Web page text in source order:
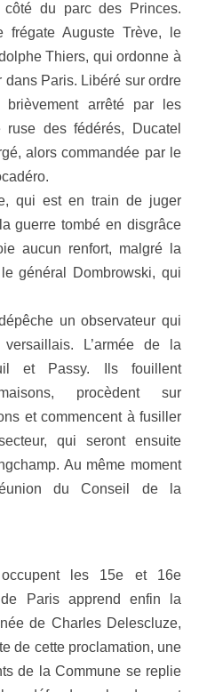
du parc des Princes.
frégate Auguste Trève, le
Thiers, qui ordonne à
dans Paris. Libéré sur ordre
arrêté par les
des fédérés, Ducatel
alors commandée par le
qui est en train de juger
guerre tombé en disgrâce
aucun renfort, malgré la
général Dombrowski, qui
un observateur qui
L’armée de la
et Passy. Ils fouillent
procèdent sur
et commencent à fusiller
qui seront ensuite
Au même moment
du Conseil de la
les 15e et 16e
Paris apprend enfin la
de Charles Delescluze,
de cette proclamation, une
de la Commune se replie